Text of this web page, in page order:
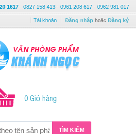
1617 0827 158 413 - 0961 208 617 - 0962 981 017
Tài khoản Đăng nhập hoặc Đăng ký
0 Giỏ hàng
TÌM KIẾM